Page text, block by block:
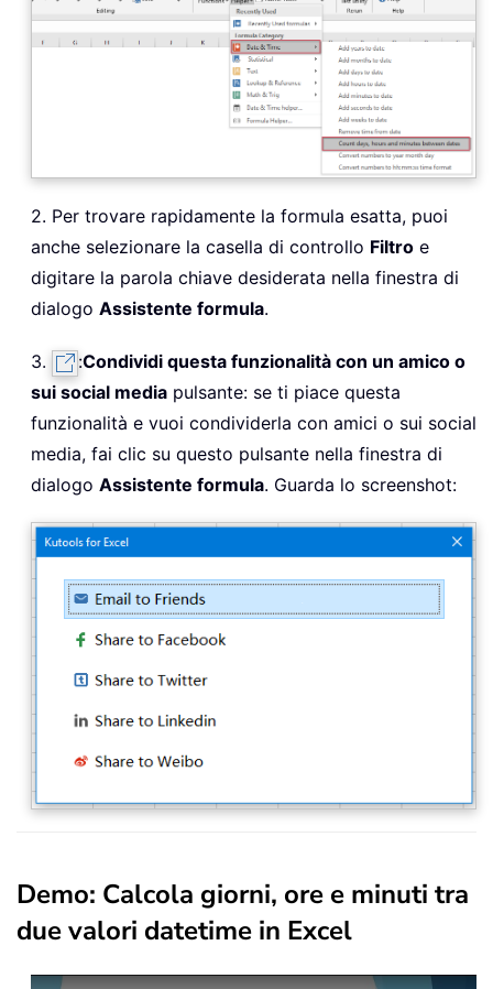
2. Per trovare rapidamente la formula esatta, puoi
anche selezionare la casella di controllo Filtro e
digitare la parola chiave desiderata nella finestra di
dialogo Assistente formula.
3. :Condividi questa funzionalità con un amico o
sui social media pulsante: se ti piace questa
funzionalità e vuoi condividerla con amici o sui social
media, fai clic su questo pulsante nella finestra di
dialogo Assistente formula. Guarda lo screenshot:
Demo: Calcola giorni, ore e minuti tra
due valori datetime in Excel